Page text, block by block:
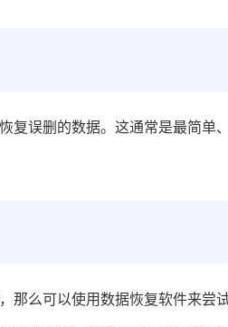
复误删的数据。这通常是最简单
那么可以使用数据恢复软件来尝